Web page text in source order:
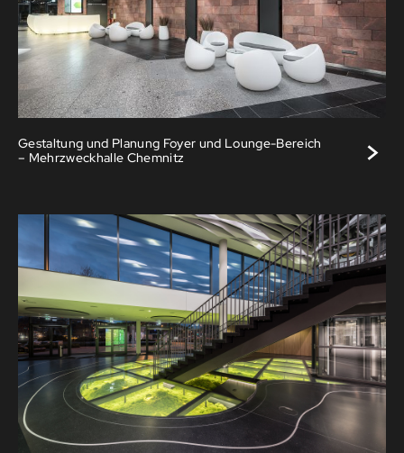
Gestaltung und Planung Foyer und Lounge-Bereich
– Mehrzweckhalle Chemnitz
>